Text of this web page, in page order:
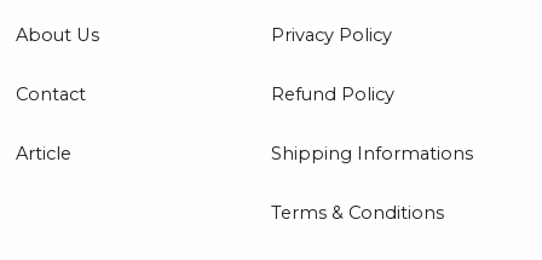
About Us
Contact
Article
Privacy Policy
Refund Policy
Shipping Informations
Terms & Conditions